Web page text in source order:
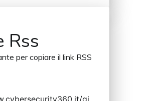
Rss
per copiare il link RSS